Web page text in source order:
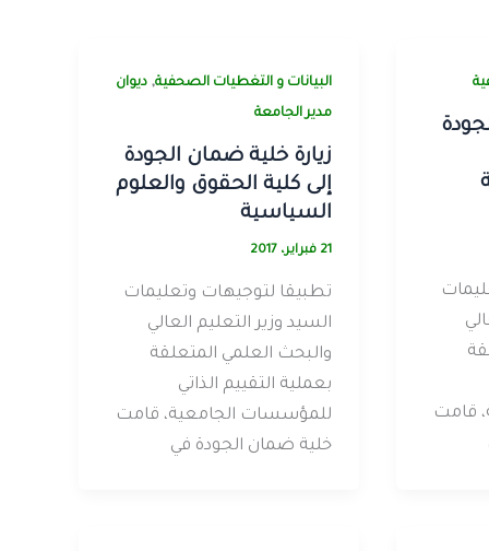
قامت
البيانات و التغطيات الصحفية,ديوان
مدير الجامعة
زيارة خلية ضمان الجودة
إلى كلية الحقوق والعلوم
السياسية
21 فبراير، 2017
تطبيقا لتوجيهات وتعليمات
السيد وزير التعليم العالي
والبحث العلمي المتعلقة
بعملية التقييم الذاتي
للمؤسسات الجامعية، قامت
خلية ضمان الجودة في